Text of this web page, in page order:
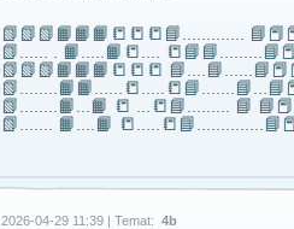
📗📗📗📙📙📙📒📒📒📘……..…..
📗...... . 📙…..📙📒….
📗📗📗📙📙📙📒📒📒
📗……..📙…📙 📒 …📒📘……... 📘
📗……. 📙….📙
2026-04-29 11:39 | Temat: 4b